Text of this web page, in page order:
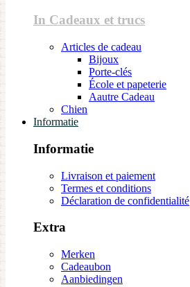
In Cadeaux et trucs
Articles de cadeau
Bijoux
Porte-clés
École et papeterie
Aautre Cadeau
Chien
Informatie
Informatie
Livraison et paiement
Termes et conditions
Déclaration de confidentialité
Extra
Merken
Cadeaubon
Aanbiedingen